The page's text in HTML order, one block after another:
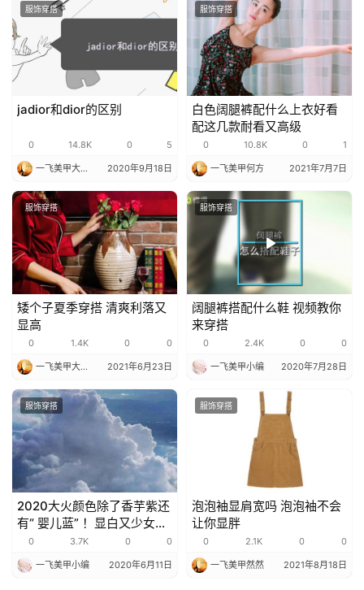
服饰穿搭
jadior和dior的区别
0 14.8K 0 5
一飞美甲大果子 2020年9月18日
服饰穿搭
白色阔腿裤配什么上衣好看
配这几款耐看又高级
0 10.8K 0 1
一飞美甲何方 2021年7月7日
服饰穿搭
矮个子夏季穿搭 清爽利落又
显高
0 1.4K 0 0
一飞美甲大果子 2021年6月23日
服饰穿搭
阔腿裤搭配什么鞋 视频教你
来穿搭
0 2.4K 0 0
一飞美甲小编 2020年7月28日
服饰穿搭
2020大火颜色除了香芋紫还
有“ 婴儿蓝” ！显白又少女，
看一眼就沦陷！
0 3.7K 0 0
一飞美甲小编 2020年6月11日
服饰穿搭
泡泡袖显肩宽吗 泡泡袖不会
让你显胖
0 2.1K 0 0
一飞美甲然然 2021年8月18日